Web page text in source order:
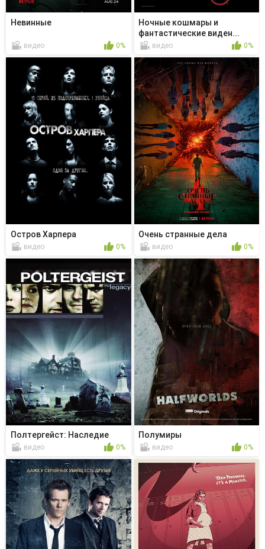
Невинные
видео 0%
Ночные кошмары и
фантастические виден...
видео 0%
Остров Харпера
видео 0%
Очень странные дела
видео 0%
Полтергейст: Наследие
видео 0%
Полумиры
видео 0%